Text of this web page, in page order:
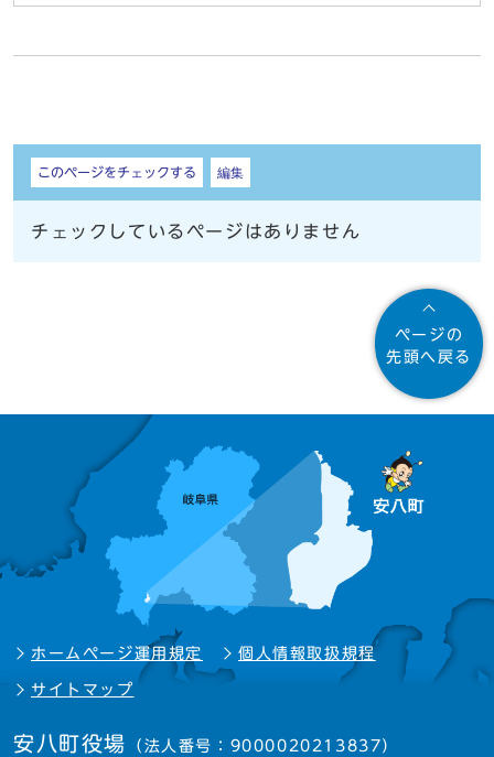
しおり
このページをチェックする 編集
チェックしているページはありません
ページの
先頭へ戻る
ホームページ運用規定 個人情報取扱規程
サイトマップ
安八町役場 （法人番号：9000020213837）